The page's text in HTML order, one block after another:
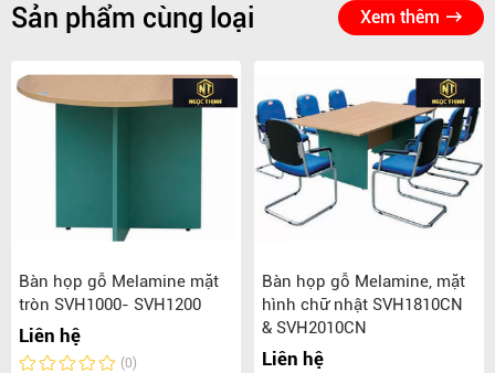
Sản phẩm cùng loại Xem thêm
Bàn họp gỗ Melamine mặt
tròn SVH1000- SVH1200
Liên hệ
(0)
Bàn họp gỗ Melamine, mặt
hình chữ nhật SVH1810CN
& SVH2010CN
Liên hệ